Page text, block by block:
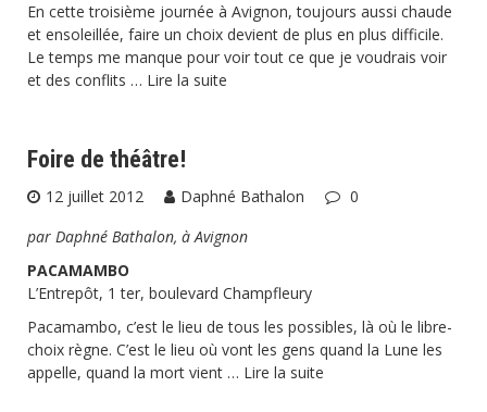
En cette troisième journée à Avignon, toujours aussi chaude
et ensoleillée, faire un choix devient de plus en plus difficile.
Le temps me manque pour voir tout ce que je voudrais voir
et des conflits … Lire la suite
Foire de théâtre!
12 juillet 2012 Daphné Bathalon
0
par Daphné Bathalon, à Avignon
PACAMAMBO
L’Entrepôt, 1 ter, boulevard Champfleury
Pacamambo, c’est le lieu de tous les possibles, là où le libre-
choix règne. C’est le lieu où vont les gens quand la Lune les
appelle, quand la mort vient … Lire la suite